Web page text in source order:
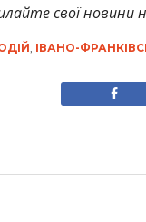
свої новини
, ІВАНО-